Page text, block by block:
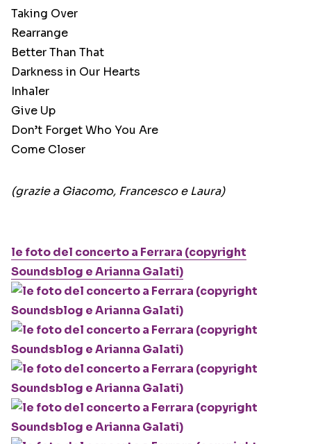
Taking Over
Rearrange
Better Than That
Darkness in Our Hearts
Inhaler
Give Up
Don’t Forget Who You Are
Come Closer
(grazie a Giacomo, Francesco e Laura)
le foto del concerto a Ferrara (copyright
Soundsblog e Arianna Galati)